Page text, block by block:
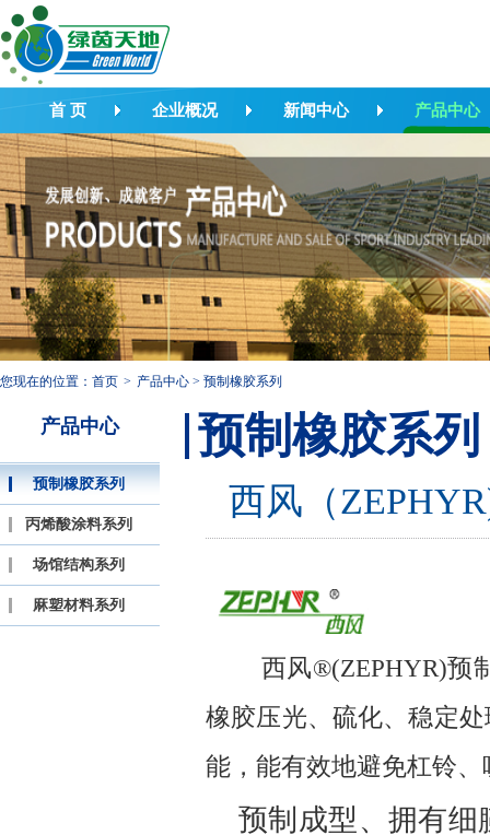
首 页 企业概况 新闻中心 产品中心
您现在的位置： 首页 > 产品中心 > 预制橡胶系列
产品中心
预制橡胶系列
丙烯酸涂料系列
场馆结构系列
麻塑材料系列
预制橡胶系列
西风（
西风®(ZEPHYR)预制
橡胶压光、硫化、稳定
能，能有效地避免杠铃
预制成型、拥有细